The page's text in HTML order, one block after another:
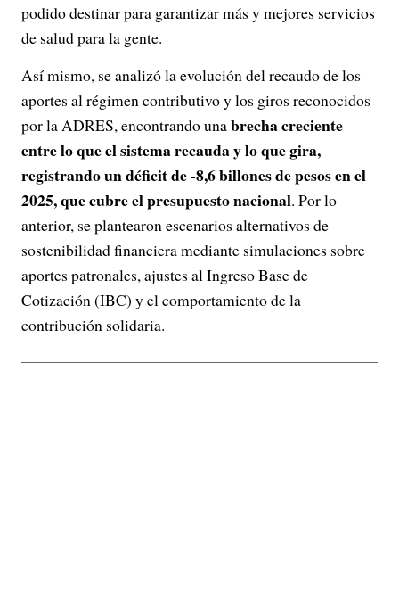
podido destinar para garantizar más y mejores servicios
de salud para la gente.
Así mismo, se analizó la evolución del recaudo de los
aportes al régimen contributivo y los giros reconocidos
por la ADRES, encontrando unabrecha creciente
entre lo que el sistema recauda y lo que gira,
registrando un déficit de -8,6 billones de pesos en el
2025, que cubre el presupuesto nacional. Por lo
anterior, se plantearon escenarios alternativos de
sostenibilidad financiera mediante simulaciones sobre
aportes patronales, ajustes al Ingreso Base de
Cotización (IBC) y el comportamiento de la
contribución solidaria.